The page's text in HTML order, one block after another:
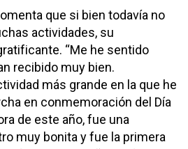
que si bien todavía no
actividades, su
“Me he sentido
recibido muy bien.
más grande en la que he
en conmemoración del Día
de este año, fue una
muy bonita y fue la primera